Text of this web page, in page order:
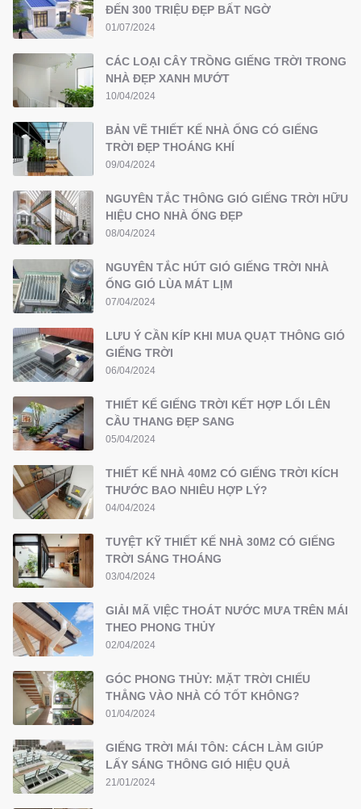
ĐẾN 300 TRIỆU ĐẸP BẤT NGỜ
01/07/2024
CÁC LOẠI CÂY TRỒNG GIẾNG TRỜI TRONG
NHÀ ĐẸP XANH MƯỚT
10/04/2024
BẢN VẼ THIẾT KẾ NHÀ ỐNG CÓ GIẾNG
TRỜI ĐẸP THOÁNG KHÍ
09/04/2024
NGUYÊN TẮC THÔNG GIÓ GIẾNG TRỜI HỮU
HIỆU CHO NHÀ ỐNG ĐẸP
08/04/2024
NGUYÊN TẮC HÚT GIÓ GIẾNG TRỜI NHÀ
ỐNG GIÓ LÙA MÁT LỊM
07/04/2024
LƯU Ý CẦN KÍP KHI MUA QUẠT THÔNG GIÓ
GIẾNG TRỜI
06/04/2024
THIẾT KẾ GIẾNG TRỜI KẾT HỢP LỐI LÊN
CẦU THANG ĐẸP SANG
05/04/2024
THIẾT KẾ NHÀ 40M2 CÓ GIẾNG TRỜI KÍCH
THƯỚC BAO NHIÊU HỢP LÝ?
04/04/2024
TUYỆT KỸ THIẾT KẾ NHÀ 30M2 CÓ GIẾNG
TRỜI SÁNG THOÁNG
03/04/2024
GIẢI MÃ VIỆC THOÁT NƯỚC MƯA TRÊN MÁI
THEO PHONG THỦY
02/04/2024
GÓC PHONG THỦY: MẶT TRỜI CHIẾU
THẲNG VÀO NHÀ CÓ TỐT KHÔNG?
01/04/2024
GIẾNG TRỜI MÁI TÔN: CÁCH LÀM GIÚP
LẤY SÁNG THÔNG GIÓ HIỆU QUẢ
21/01/2024